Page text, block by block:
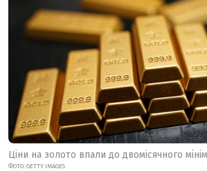
Ціни на золото впали до двомісячного
ФОТО: GETTY IMAGES